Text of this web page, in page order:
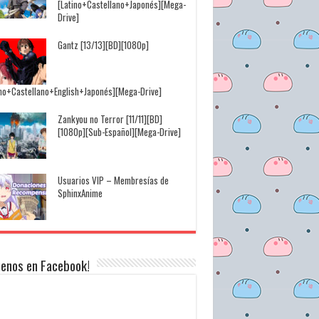
[Latino+Castellano+Japonés][Mega-
Drive]
Gantz [13/13][BD][1080p]
Drive]
Zankyou no Terror [11/11][BD]
[1080p][Sub-Español][Mega-Drive]
Usuarios VIP – Membresías de
SphinxAnime
en Facebook!